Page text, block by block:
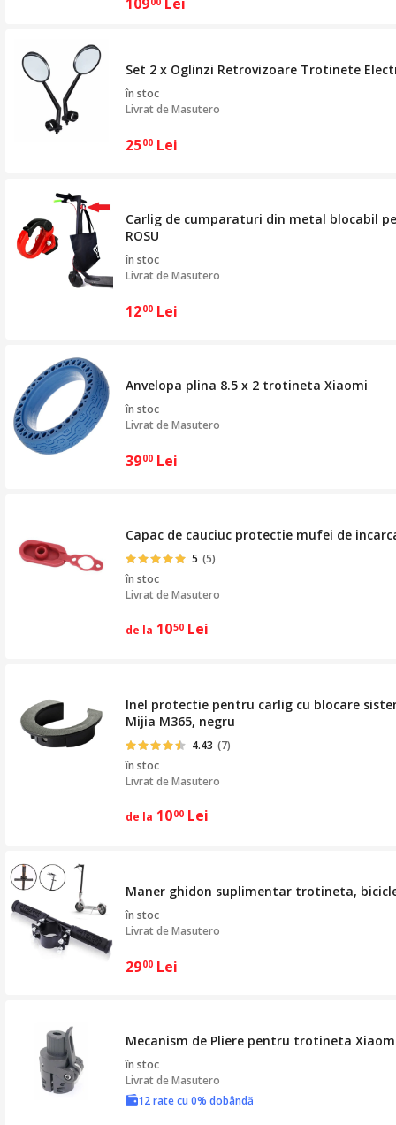
Set 2 x Oglinzi Retrovizoare Trotinete
în stoc
Livrat deMasutero
2500 Lei
Carlig de cumparaturi din metal blocabil
ROSU
în stoc
Livrat deMasutero
1200 Lei
Anvelopa plina 8.5 x 2 trotineta Xiaomi
în stoc
Livrat deMasutero
3900 Lei
Capac de cauciuc protectie mufei de
5 (5)
în stoc
Livrat deMasutero
de la 1050 Lei
Inel protectie pentru carlig cu blocare
Mijia M365, negru
4.43 (7)
în stoc
Livrat deMasutero
de la 1000 Lei
Maner ghidon suplimentar trotineta,
în stoc
Livrat deMasutero
2900 Lei
Mecanism de Pliere pentru trotineta
în stoc
Livrat deMasutero
12 rate cu 0% dobândă